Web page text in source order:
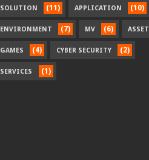
SOLUTION (11) APPLICATION (10)
ENVIRONMENT (7) MV (6) ASSET
GAMES (4) CYBER SECURITY (2)
SERVICES (1)